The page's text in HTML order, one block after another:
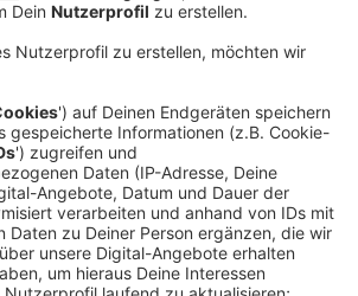
offiziell vorgestellt worden.
großes Kunstwerk
Anfang Juni gereinigt, grundiert und
ein Zeichen gegen die Zerstörung
vor knapp zwei Jahren sein.
den Betroffenen Hoffnung
Bürgermeisterin Nadine